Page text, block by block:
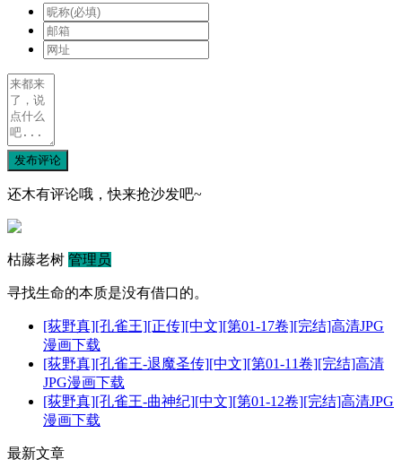
发布评论
还木有评论哦，快来抢沙发吧~
枯藤老树 管理员
寻找生命的本质是没有借口的。
[荻野真][孔雀王][正传][中文][第01-17卷][完结]高清JPG
漫画下载
[荻野真][孔雀王-退魔圣传][中文][第01-11卷][完结]高清
JPG漫画下载
[荻野真][孔雀王-曲神纪][中文][第01-12卷][完结]高清JPG
漫画下载
最新文章